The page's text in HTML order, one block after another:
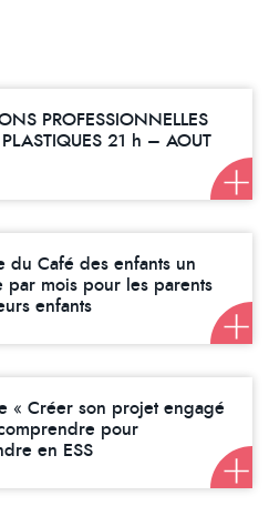
PROFESSIONNELLES
PLASTIQUES 21 h – AOUT
du Café des enfants un
par mois pour les parents
enfants
« Créer son projet engagé
pour
en ESS